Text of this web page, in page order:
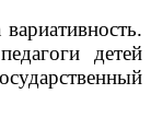
детей